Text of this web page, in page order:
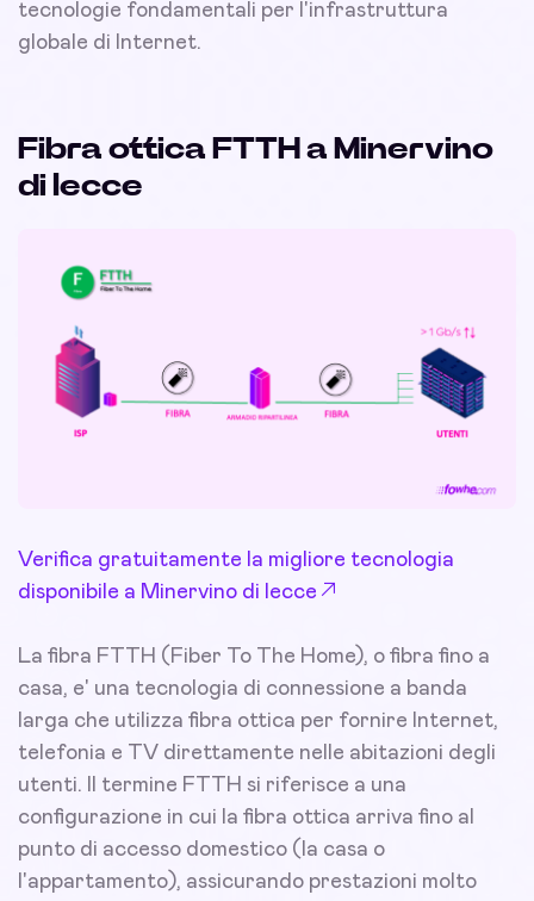
tecnologie fondamentali per l'infrastruttura
globale di Internet.
Fibra ottica FTTH a Minervino
di lecce
Verifica gratuitamente la migliore tecnologia
disponibile a Minervino di lecce
La fibra FTTH (Fiber To The Home), o fibra fino a
casa, e' una tecnologia di connessione a banda
larga che utilizza fibra ottica per fornire Internet,
telefonia e TV direttamente nelle abitazioni degli
utenti. Il termine FTTH si riferisce a una
configurazione in cui la fibra ottica arriva fino al
punto di accesso domestico (la casa o
l'appartamento), assicurando prestazioni molto